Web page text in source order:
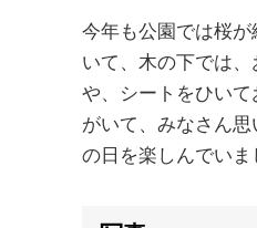
今年も公園では桜
いて、木の下では、
や、シートをひい
がいて、みなさん
の日を楽しんでいま